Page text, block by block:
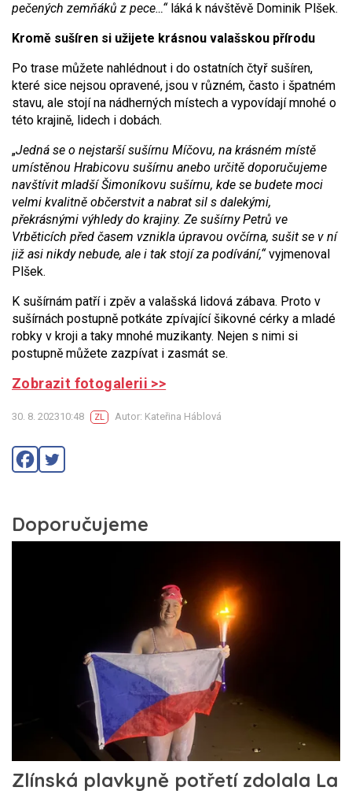
pečených zemňáků z pece…“láká k návštěvě Dominik Plšek.
Kromě sušíren si užijete krásnou valašskou přírodu
Po trase můžete nahlédnout i do ostatních čtyř sušíren,
které sice nejsou opravené, jsou v různém, často i špatném
stavu, ale stojí na nádherných místech a vypovídají mnohé o
této krajině, lidech i dobách.
„Jedná se o nejstarší sušírnu Míčovu, na krásném místě
umístěnou Hrabicovu sušírnu anebo určitě doporučujeme
navštívit mladší Šimoníkovu sušírnu, kde se budete moci
velmi kvalitně občerstvit a nabrat sil s dalekými,
překrásnými výhledy do krajiny. Ze sušírny Petrů ve
Vrběticích před časem vznikla úpravou ovčírna, sušit se v ní
již asi nikdy nebude, ale i tak stojí za podívání,“vyjmenoval
Plšek.
K sušírnám patří i zpěv a valašská lidová zábava. Proto v
sušírnách postupně potkáte zpívající šikovné cérky a mladé
robky v kroji a taky mnohé muzikanty. Nejen s nimi si
postupně můžete zazpívat i zasmát se.
Zobrazit fotogalerii >>
30. 8. 202310:48 ZL Autor: Kateřina Háblová